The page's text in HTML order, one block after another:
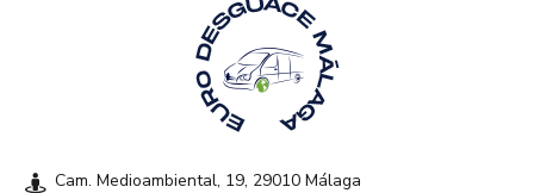
Cam. Medioambiental, 19, 29010 Málaga